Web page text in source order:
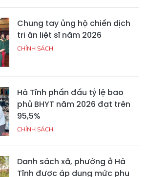
Chung tay ủng hộ chiến dịch
tri ân liệt sĩ năm 2026
CHÍNH SÁCH
Hà Tĩnh phấn đấu tỷ lệ bao
phủ BHYT năm 2026 đạt trên
95,5%
CHÍNH SÁCH
Danh sách xã, phường ở Hà
Tĩnh được áp dụng mức phụ